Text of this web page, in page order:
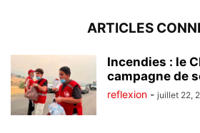
ARTICLES
Incendies : le
campagne de
reflexion - juillet 22,